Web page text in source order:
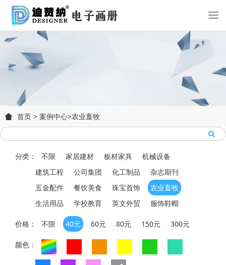
首页 > 案例中心>农业畜牧
分类： 不限 家居建材 板材家具
机械设备
建筑工程
公司集团 化工制品
杂志期刊
五金配件
餐饮美食 珠宝首饰
农业畜牧
生活用品
学校教育 英文外贸 服饰鞋帽
价格： 不限 40元 60元 80元 150元 300元
颜色：